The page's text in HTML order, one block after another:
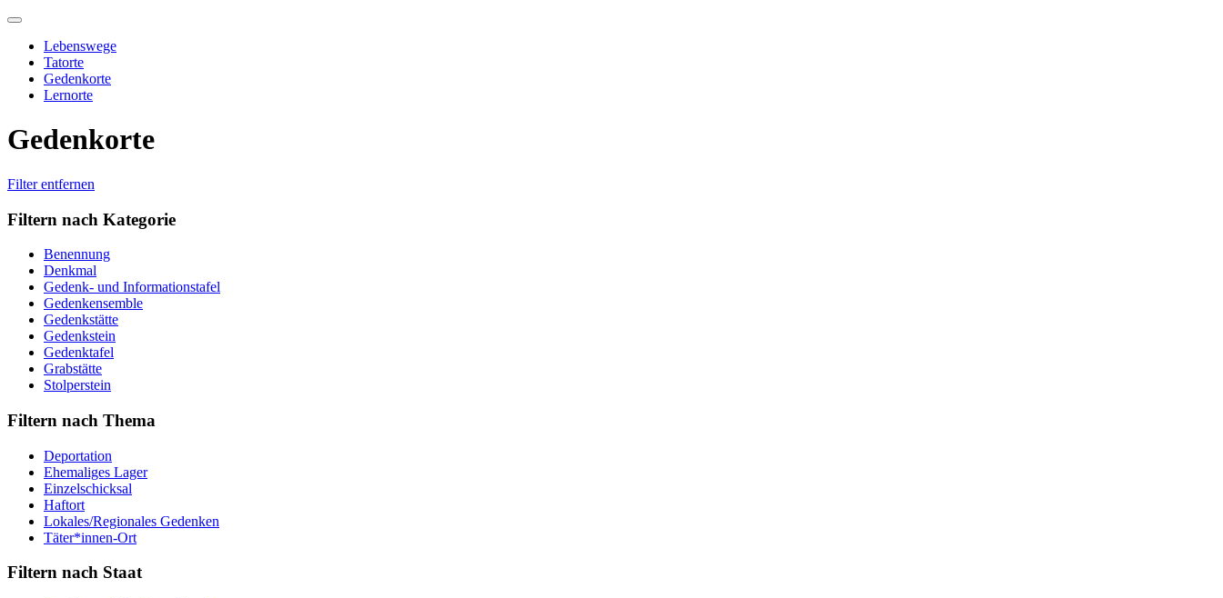
Skip
contentLebenswege
Tatorte
Gedenkorte
Lernorte
Gedenkorte
Filter entfernen
Filtern nach Kategorie
Benennung
Denkmal
Gedenk- und Informationstafel
Gedenkensemble
Gedenkstätte
Gedenkstein
Gedenktafel
Grabstätte
Stolperstein
Filtern nach Thema
Deportation
Ehemaliges Lager
Einzelschicksal
Haftort
Lokales/Regionales Gedenken
Täter*innen-Ort
Filtern nach Staat